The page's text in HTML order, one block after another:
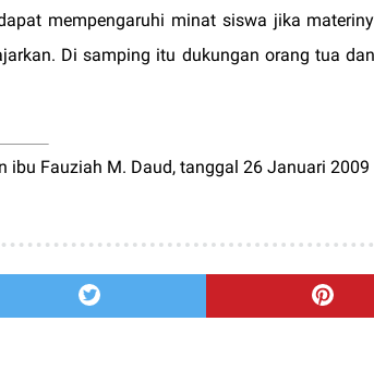
mempengaruhi minat siswa jika
Di samping itu dukungan orang tua
ibu Fauziah M. Daud, tanggal 26 Januari 2009